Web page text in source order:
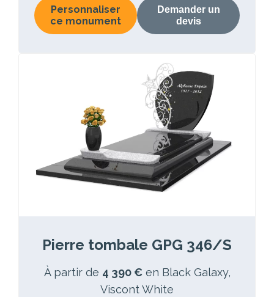
Personnaliser
ce monument
Demander un
devis
Pierre tombale GPG 346/S
À partir de 4 390 € en Black Galaxy,
Viscont White